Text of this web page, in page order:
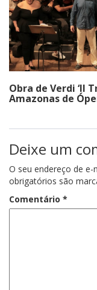
Obra de Verdi ‘Il
Amazonas de
Deixe um
O seu endereço de e-
obrigatórios são
Comentário *